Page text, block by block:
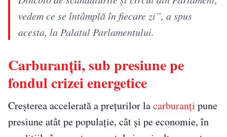
vedem ce se întâmplă în fiecare zi”, a spus
acesta, la Palatul Parlamentului.
Carburanții, sub presiune pe
fondul crizei energetice
Creșterea accelerată a prețurilor lacarburanți pune
presiune atât pe populație, cât și pe economie, în